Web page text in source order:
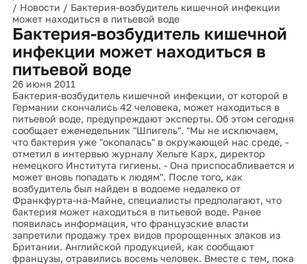
/ Новости / Бактерия-возбудитель кишечной инфекции
может находиться в питьевой воде
Бактерия-возбудитель кишечной
инфекции может находиться в
питьевой воде
26 июня 2011
Бактерия-возбудитель кишечной инфекции, от которой в
Германии скончались 42 человека, может находиться в
питьевой воде, предупреждают эксперты. Об этом сегодня
сообщает еженедельник "Шпигель". "Мы не исключаем,
что бактерия уже "окопалась" в окружающей нас среде, -
отметил в интервью журналу Хельге Карх, директор
немецкого Института гигиены. - Она приспосабливается и
может вновь попадать к людям". После того, как
возбудитель был найден в водоеме недалеко от
Франкфурта-на-Майне, специалисты предполагают, что
бактерия может находиться в питьевой воде. Ранее
появилась информация, что французские власти
запретили продажу трех видов пророщенных злаков из
Британии. Английской продукцией, как сообщают
французы, отравились восемь человек. Вместе с тем, пока